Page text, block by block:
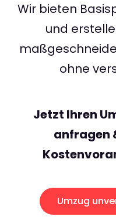
Wir bieten
und
ohne
Jetzt Ihren
anfragen
Umzug